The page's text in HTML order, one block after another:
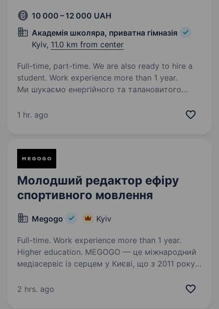
10 000 – 12 000 UAH
Академія школяра, приватна гімназія
Kyiv, 11.0 km from center
Full-time, part-time. We are also ready to hire a
student. Work experience more than 1 year.
Ми шукаємо енергійного та талановитого
у сучасному танці, для роботи у мережі
Вимоги: Досвід…
1 hr. ago
Молодший редактор ефіру
спортивного мовлення
Megogo Kyiv
Full-time. Work experience more than 1 year.
Higher education. MEGOGO — це міжнародний
медіасервіс із серцем у Києві, що з 2011 року
з провідними українськими
2 hrs. ago